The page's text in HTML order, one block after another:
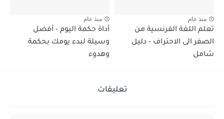
منذ عام
تعلم اللغة الفرنسية من
الصفر الى الاحتراف - دليل
شامل
منذ عام
أداة حكمة اليوم - أفضل
وسيلة لبدء يومك بحكمة
وهدوء
تعليقات